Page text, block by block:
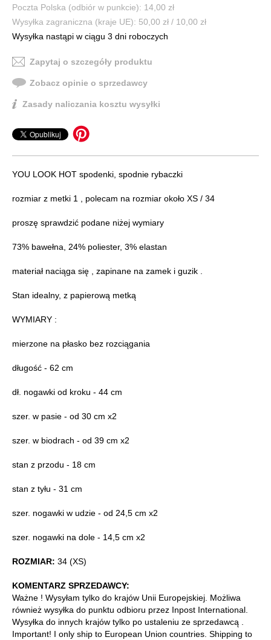
Poczta Polska (odbiór w punkcie): 14,00 zł
Wysyłka zagraniczna (kraje UE): 50,00 zł / 10,00 zł
Wysyłka nastąpi w ciągu 3 dni roboczych
Zapytaj o szczegóły produktu
Zobacz opinie o sprzedawcy
Zasady naliczania kosztu wysyłki
YOU LOOK HOT spodenki, spodnie rybaczki
rozmiar z metki 1 , polecam na rozmiar około XS / 34
proszę sprawdzić podane niżej wymiary
73% bawełna, 24% poliester, 3% elastan
materiał naciąga się , zapinane na zamek i guzik .
Stan idealny, z papierową metką
WYMIARY :
mierzone na płasko bez rozciągania
długość - 62 cm
dł. nogawki od kroku - 44 cm
szer. w pasie - od 30 cm x2
szer. w biodrach - od 39 cm x2
stan z przodu - 18 cm
stan z tyłu - 31 cm
szer. nogawki w udzie - od 24,5 cm x2
szer. nogawki na dole - 14,5 cm x2
ROZMIAR: 34 (XS)
KOMENTARZ SPRZEDAWCY:
Ważne ! Wysyłam tylko do krajów Unii Europejskiej. Możliwa
również wysyłka do punktu odbioru przez Inpost International.
Wysyłka do innych krajów tylko po ustaleniu ze sprzedawcą .
Important! I only ship to European Union countries. Shipping to